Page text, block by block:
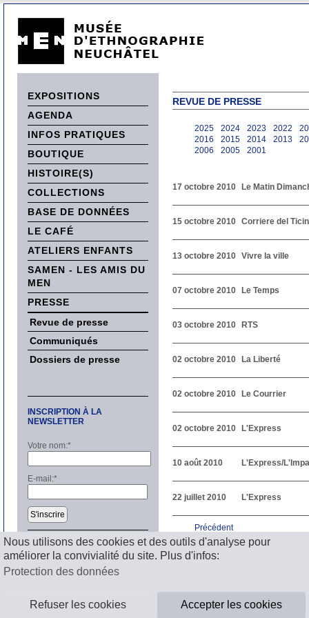
Nous utilisons des cookies et des outils d'analyse pour
améliorer la convivialité du site. Plus d'infos:
Protection des données
Refuser les cookies Accepter les cookies
EXPOSITIONS
AGENDA
INFOS PRATIQUES
BOUTIQUE
HISTOIRE(S)
COLLECTIONS
BASE DE DONNÉES
LE CAFÉ
ATELIERS ENFANTS
SAMEN - LES AMIS DU
MEN
PRESSE
Revue de presse
Communiqués
Dossiers de presse
INSCRIPTION À LA
NEWSLETTER
Votre nom:*
E-mail:*
S'inscrire
REVUE DE PRESSE
2025 2024 2023 2022
2016
2015 2014 2013
2006
2005 2001
17 octobre 2010 Le Matin
15 octobre 2010 Corriere del
13 octobre 2010 Vivre la ville
07 octobre 2010 Le Temps
03 octobre 2010 RTS
02 octobre 2010 La Liberté
02 octobre 2010 Le Courrier
02 octobre 2010 L'Express
10 août 2010 L'Express/
22 juillet 2010 L'Express
Précédent
1
2 3 4 5 6 7
Suivant